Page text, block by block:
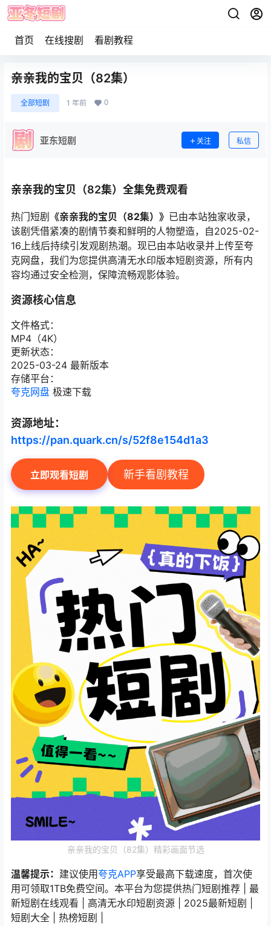
首页 在线搜剧 看剧教程
亲亲我的宝贝（82集）
全部短剧 1 年前 0
亚东短剧 关注 私信
亲亲我的宝贝（82集）全集免费观看
热门短剧 《亲亲我的宝贝（82集）》 已由本站独家收录，
该剧凭借紧凑的剧情节奏和鲜明的人物塑造，自2025-02-
16上线后持续引发观剧热潮。现已由本站收录并上传至夸
克网盘，我们为您提供高清无水印版本短剧资源，所有内
容均通过安全检测，保障流畅观影体验。
资源核心信息
文件格式：
MP4（4K）
更新状态：
2025-03-24 最新版本
存储平台：
夸克网盘 极速下载
资源地址：
https://pan.quark.cn/s/52f8e154d1a3
立即观看短剧 新手看剧教程
亲亲我的宝贝（82集）精彩画面节选
温馨提示： 建议使用夸克APP享受最高下载速度，首次使
用可领取1TB免费空间。本平台为您提供热门短剧推荐 | 最
新短剧在线观看 | 高清无水印短剧资源 | 2025最新短剧 |
短剧大全 | 热榜短剧 |